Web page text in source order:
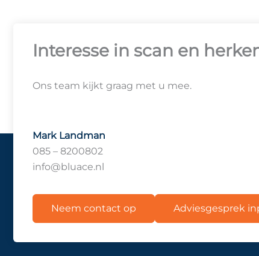
Interesse in scan en
Ons team kijkt graag met u mee.
Mark Landman
085 – 8200802
info@bluace.nl
Neem contact op Adviesgesprek